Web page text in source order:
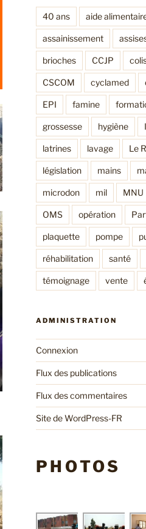
40 ans aide
assainissement
brioches CCJP
CSCOM cyclamed
EPI famine
grossesse hygiène
latrines lavage Le
législation mains
microdon mil MNU
OMS opération
plaquette pompe
réhabilitation santé
témoignage vente
ADMINISTRATION
Connexion
Flux des publications
Flux des commentaires
Site de WordPress-FR
PHOTOS